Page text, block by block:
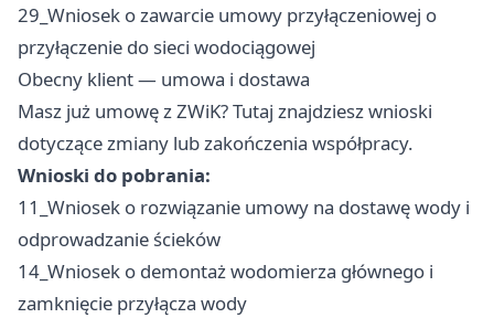
29_Wniosek o zawarcie umowy przyłączeniowej o
przyłączenie do sieci wodociągowej
Obecny klient — umowa i dostawa
Masz już umowę z ZWiK? Tutaj znajdziesz wnioski
dotyczące zmiany lub zakończenia współpracy.
Wnioski do pobrania:
11_Wniosek o rozwiązanie umowy na dostawę wody i
odprowadzanie ścieków
14_Wniosek o demontaż wodomierza głównego i
zamknięcie przyłącza wody